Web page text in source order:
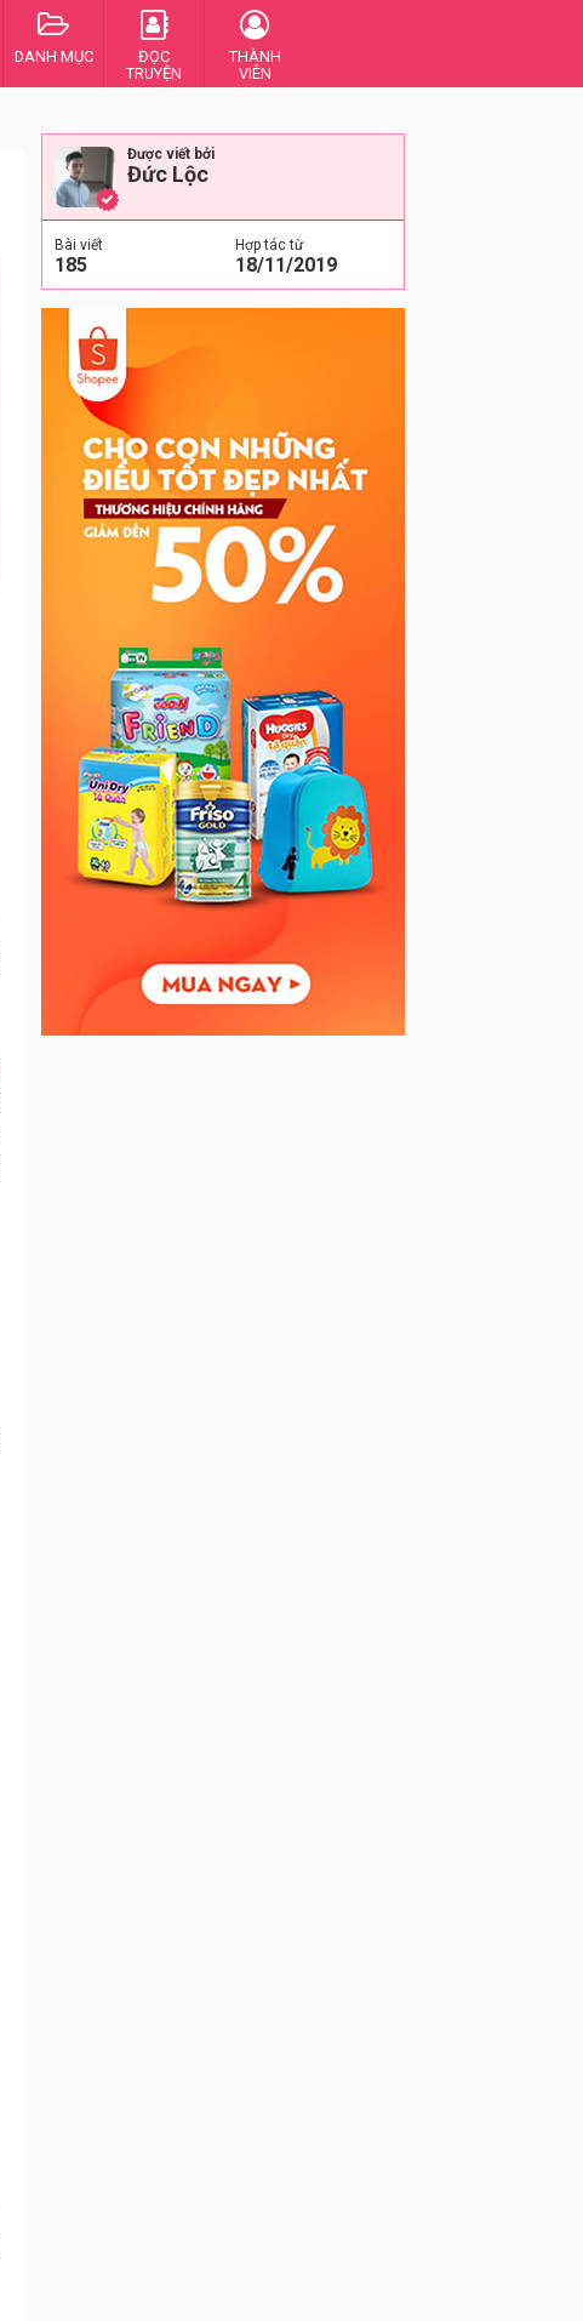
DANH MỤC
ĐỌC
TRUYỆN
THÀNH
VIÊN
Được viết bởi
Đức Lộc
Bài viết
185
Hợp tác từ
18/11/2019